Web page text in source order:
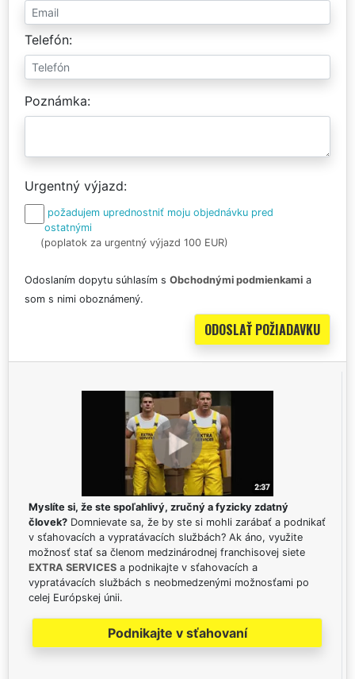
Telefón
Poznámka
Urgentný výjazd
požadujem uprednostniť moju objednávku pred
ostatnými
(poplatok za urgentný výjazd 100 EUR)
Odoslaním dopytu súhlasím s Obchodnými podmienkami a
som s nimi oboznámený.
Myslíte si, že ste spoľahlivý, zručný a fyzicky zdatný
človek? Domnievate sa, že by ste si mohli zarábať a podnikať
v sťahovacích a vypratávacích službách? Ak áno, využite
možnosť stať sa členom medzinárodnej franchisovej siete
EXTRA SERVICES a podnikajte v sťahovacích a
vypratávacích službách s neobmedzenými možnosťami po
celej Európskej únii.
Podnikajte v sťahovaní